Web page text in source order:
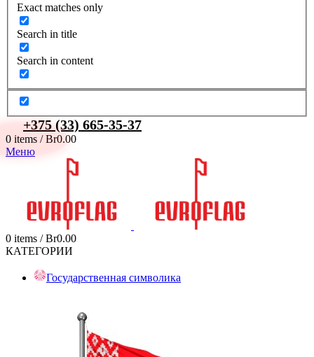
Exact matches only
Search in title
Search in content
+375 (33) 665-35-37
0 items / Br0.00
Меню
0 items / Br0.00
КАТЕГОРИИ
Государственная символика